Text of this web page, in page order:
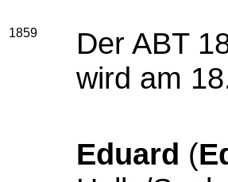
1859
Der ABT
wird am
Eduard (